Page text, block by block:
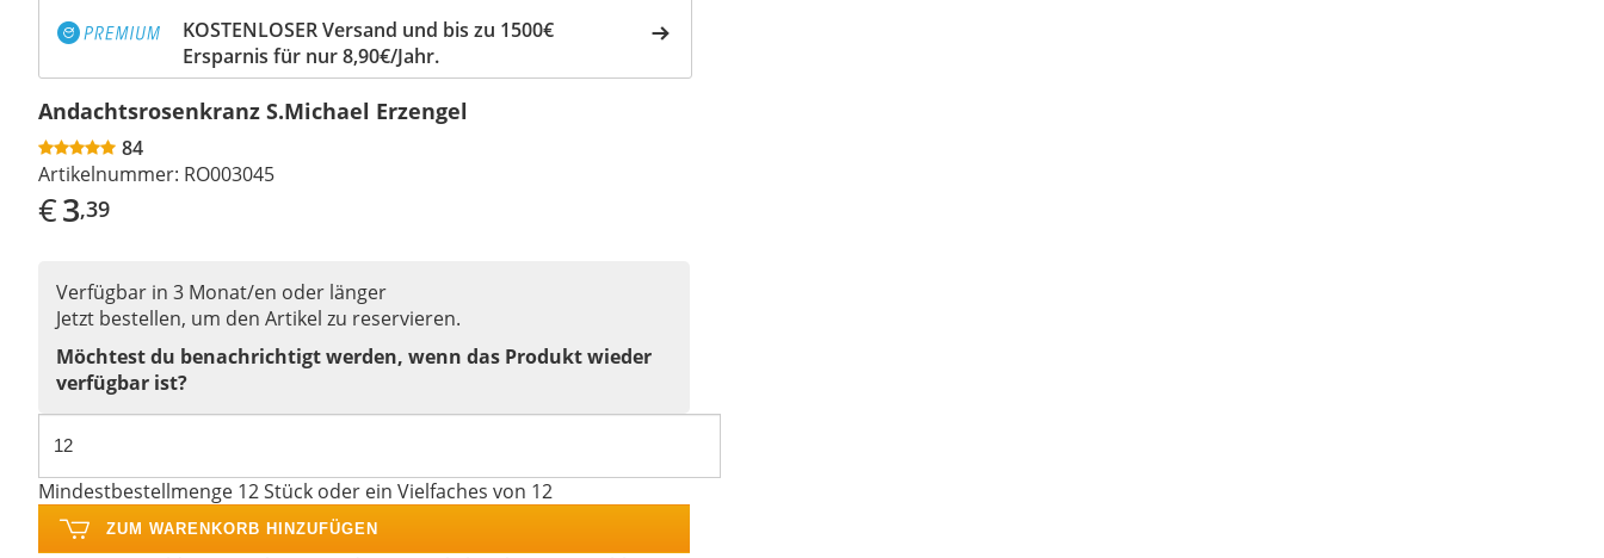
KOSTENLOSER Versand und bis zu 1500€
Ersparnis für nur 8,90€/Jahr.
Andachtsrosenkranz S.Michael Erzengel
84
Artikelnummer: RO003045
€3,39
Verfügbar in 3 Monat/en oder länger
Jetzt bestellen, um den Artikel zu reservieren.
Möchtest du benachrichtigt werden, wenn das Produkt wieder
verfügbar ist?
Mindestbestellmenge 12 Stück oder ein Vielfaches von 12
ZUM WARENKORB HINZUFÜGEN